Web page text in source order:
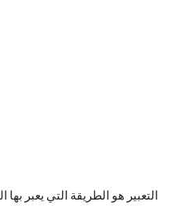
التعبير هو الطريقة التي يعبر